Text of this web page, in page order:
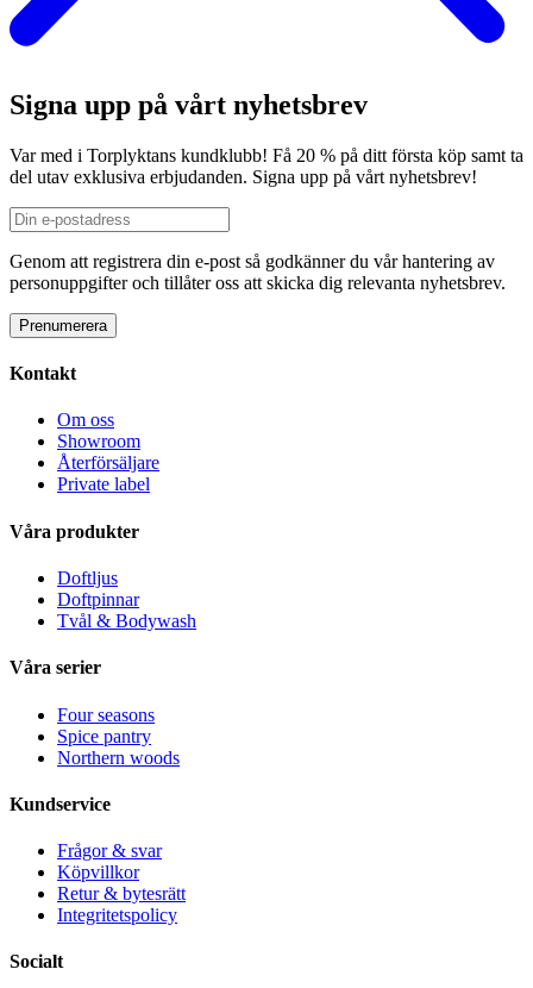
Signa upp på vårt nyhetsbrev
Var med i Torplyktans kundklubb! Få 20 % på ditt första köp samt ta
del utav exklusiva erbjudanden. Signa upp på vårt nyhetsbrev!
Genom att registrera din e-post så godkänner du vår hantering av
personuppgifter och tillåter oss att skicka dig relevanta nyhetsbrev.
Kontakt
Om oss
Showroom
Återförsäljare
Private label
Våra produkter
Doftljus
Doftpinnar
Tvål & Bodywash
Våra serier
Four seasons
Spice pantry
Northern woods
Kundservice
Frågor & svar
Köpvillkor
Retur & bytesrätt
Integritetspolicy
Socialt